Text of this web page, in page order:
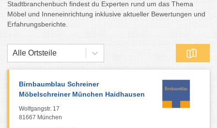
Stadtbranchenbuch findest du Experten rund um das Thema
Möbel und Inneneinrichtung inklusive aktueller Bewertungen und
Erfahrungsberichte.
Alle Ortsteile
Birnbaumblau Schreiner
Möbelschreiner München Haidhausen
Wolfgangstr. 17
81667 München